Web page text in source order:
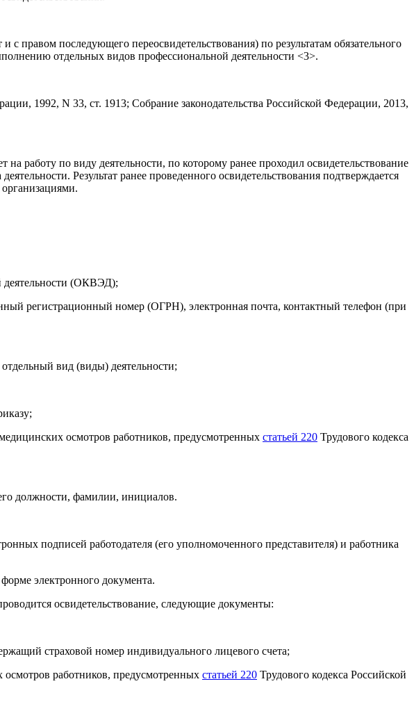
правом последующего переосвидетельствования) по результатам обязательного
отдельных видов профессиональной деятельности <3>.
1992, N 33, ст. 1913; Собрание законодательства Российской Федерации, 2013,
работу по виду деятельности, по которому ранее проходил освидетельствование
Результат ранее проведенного освидетельствования подтверждается
деятельности (ОКВЭД);
регистрационный номер (ОГРН), электронная почта, контактный телефон (при
вид (виды) деятельности;
осмотров работников, предусмотренных статьей 220 Трудового кодекса
должности, фамилии, инициалов.
подписей работодателя (его уполномоченного представителя) и работника
электронного документа.
освидетельствование, следующие документы:
страховой номер индивидуального лицевого счета;
работников, предусмотренных статьей 220 Трудового кодекса Российской